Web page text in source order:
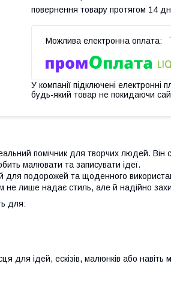
повернення товару протягом 14
У компанії підключені електронні
будь-який товар не покидаючи
помічник для творчих людей. Він
малювати та записувати ідеї.
для подорожей та щоденного
лише надає стиль, але й надійно
для:
для ідей, ескізів, малюнків або навіть